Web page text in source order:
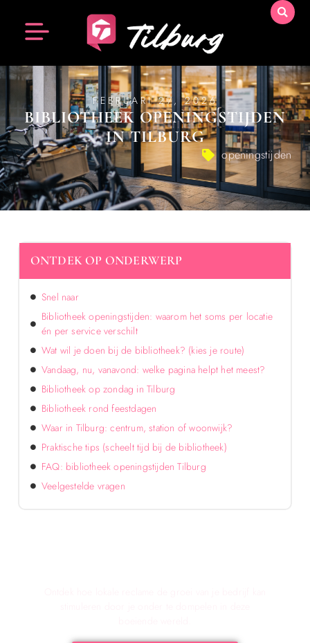
FEBRUARI 27, 2026
BIBLIOTHEEK OPENINGSTIJDEN
IN TILBURG
openingstijden
ONTDEK OP ONDERWERP
Snel naar
Bibliotheek openingstijden: waarom het soms per locatie
én per service verschilt
Wat wil je doen bij de bibliotheek? (kies je route)
Vandaag, nu, vanavond: welke pagina helpt het meest?
Bibliotheek op zondag in Tilburg
Bibliotheek rond feestdagen
Waar in Tilburg: centrum, station of woonwijk?
Praktische tips (scheelt tijd bij de bibliotheek)
FAQ: bibliotheek openingstijden Tilburg
Veelgestelde vragen